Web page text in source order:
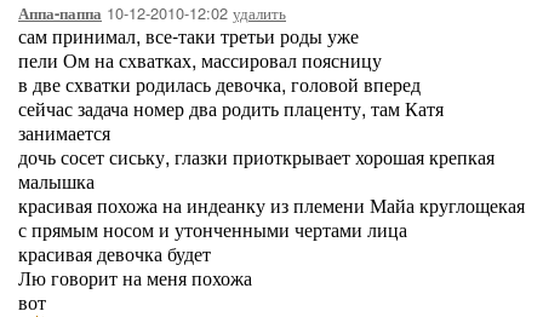
Аппа-паппа 10-12-2010-12:02 удалить
сам принимал, все-таки третьи роды уже
пели Ом на схватках, массировал поясницу
в две схватки родилась девочка, головой вперед
сейчас задача номер два родить плаценту, там Катя
занимается
дочь сосет сиську, глазки приоткрывает хорошая крепкая
малышка
красивая похожа на индеанку из племени Майа круглощекая
с прямым носом и утонченными чертами лица
красивая девочка будет
Лю говорит на меня похожа
вот